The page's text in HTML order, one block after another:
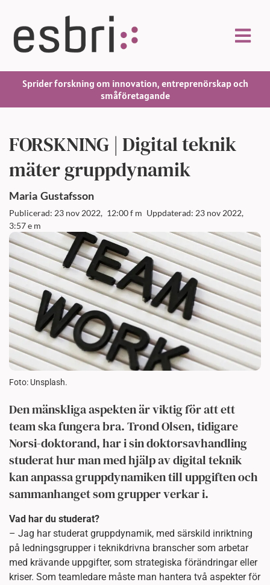
Sprider forskning om innovation, entreprenörskap och
småföretagande
FORSKNING | Digital teknik
mäter gruppdynamik
Maria Gustafsson
Publicerad: 23 nov 2022, 12:00 f m Uppdaterad: 23 nov 2022,
3:57 e m
Foto: Unsplash.
Den mänskliga aspekten är viktig för att ett
team ska fungera bra. Trond Olsen, tidigare
Norsi-doktorand, har i sin doktorsavhandling
studerat hur man med hjälp av digital teknik
kan anpassa gruppdynamiken till uppgiften och
sammanhanget som grupper verkar i.
Vad har du studerat?
– Jag har studerat gruppdynamik, med särskild inriktning
på ledningsgrupper i teknikdrivna branscher som arbetar
med krävande uppgifter, som strategiska förändringar eller
kriser. Som teamledare måste man hantera två aspekter för